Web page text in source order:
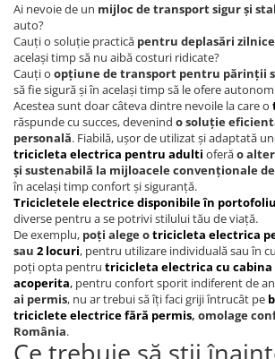
Piese Segway/Ninebot
ES1, ES2, ES3
Ninebot Segway ZT3 PRO
Piese de Schimb
Senzori Pedelec
Becuri
Piese Hoverboard
Piese masinute electrice copii
Franare
Relee
Pedale si accesorii
Mecanica
Conectori - Sigurante
Ai nevoie de un mijloc de transport sigur și
auto?
Cauți o soluție practică pentru deplasări zilnice
același timp să nu aibă costuri ridicate?
Cauți o opțiune de transport pentru părinții
să fie sigură și în același timp să le ofere
Acestea sunt doar câteva dintre nevoile la care o
răspunde cu succes, devenind o soluție
personală. Fiabilă, ușor de utilizat și adaptată
tricicleta electrica pentru adulti oferăo
și sustenabilă la mijloacele convenționale
în același timp confort și siguranță.
Tricicletele electrice disponibile în
diverse pentru a se potrivi stilului tău de viață.
De exemplu, poți alege otricicleta electrica
sau 2 locuri, pentru utilizare individuală sau în
poți opta pentru tricicleta electrica cu cabina
acoperita, pentru confort sporit indiferent de
ai permis, nu ar trebui să îți faci griji întrucât pe
triciclete electrice fără permis, omolage
România.